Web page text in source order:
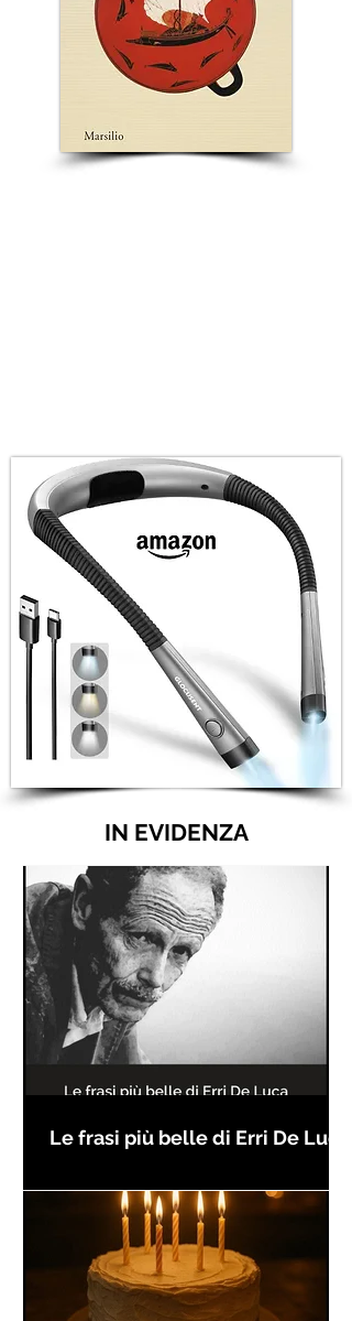
IN EVIDENZA
Le frasi più belle di Erri De Luca